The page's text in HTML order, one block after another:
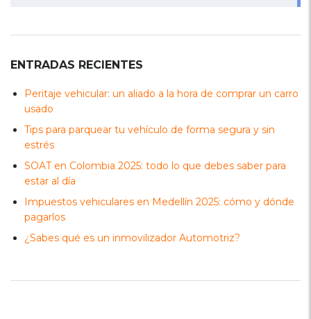
ENTRADAS RECIENTES
Peritaje vehicular: un aliado a la hora de comprar un carro
usado
Tips para parquear tu vehículo de forma segura y sin
estrés
SOAT en Colombia 2025: todo lo que debes saber para
estar al día
Impuestos vehiculares en Medellín 2025: cómo y dónde
pagarlos
¿Sabes qué es un inmovilizador Automotriz?